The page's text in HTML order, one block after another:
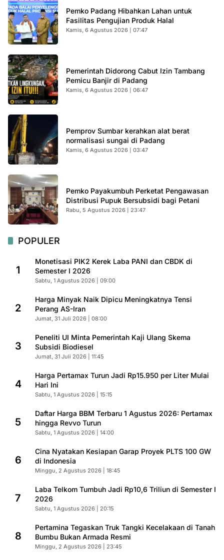
Pemko Padang Hibahkan Lahan untuk
Fasilitas Pengujian Produk Halal
Kamis, 6 Agustus 2026 | 07:47
Pemerintah Didorong Cabut Izin Tambang
Pemicu Banjir di Padang
Kamis, 6 Agustus 2026 | 06:47
Pemprov Sumbar kerahkan alat berat
normalisasi sungai di Padang
Kamis, 6 Agustus 2026 | 03:47
Pemko Payakumbuh Perketat Pengawasan
Distribusi Pupuk Bersubsidi bagi Petani
Rabu, 5 Agustus 2026 | 23:47
POPULER
1
Monetisasi PIK2 Kerek Laba PANI dan CBDK di
Semester I 2026
Sabtu, 1 Agustus 2026 | 09:00
2
Harga Minyak Naik Dipicu Meningkatnya Tensi
Perang AS-Iran
Jumat, 31 Juli 2026 | 08:00
3
Peneliti UI Minta Pemerintah Kaji Ulang Skema
Subsidi Biodiesel
Jumat, 31 Juli 2026 | 11:45
4
Harga Pertamax Turun Jadi Rp15.950 per Liter Mulai
Hari Ini
Sabtu, 1 Agustus 2026 | 15:15
5
Daftar Harga BBM Terbaru 1 Agustus 2026: Pertamax
hingga Revvo Turun
Sabtu, 1 Agustus 2026 | 14:00
6
Cina Nyatakan Kesiapan Garap Proyek PLTS 100 GW
di Indonesia
Minggu, 2 Agustus 2026 | 18:45
7
Laba Telkom Tumbuh Jadi Rp10,6 Triliun di Semester I
2026
Sabtu, 1 Agustus 2026 | 20:15
8
Pertamina Tegaskan Truk Tangki Kecelakaan di Tanah
Bumbu Bukan Armada Resmi
Minggu, 2 Agustus 2026 | 23:45